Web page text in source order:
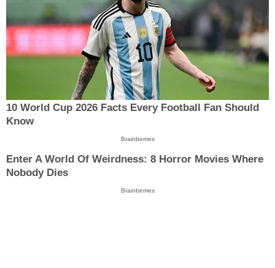
10 World Cup 2026 Facts Every Football Fan Should
Know
Brainberries
Enter A World Of Weirdness: 8 Horror Movies Where
Nobody Dies
Brainberries